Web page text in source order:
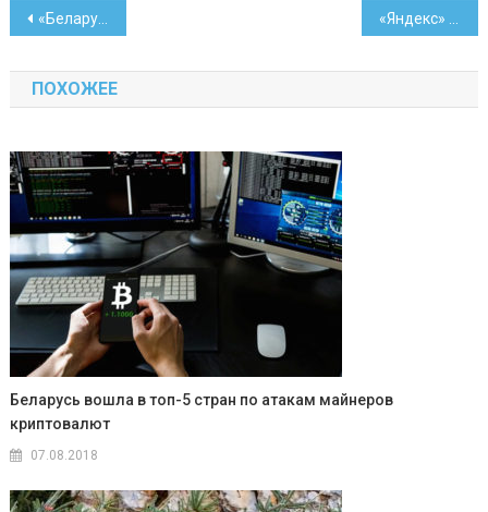
Навигация
по
записям
«Беларусбанк» перестанет работать с переводами через Blizko «Яндекс» выяснил, что будет на новогоднем столе у белорусов
ПОХОЖЕЕ
Беларусь вошла в топ-5 стран по атакам майнеров
криптовалют
07.08.2018